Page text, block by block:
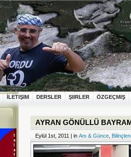
İLETIŞIM DERSLER ŞIIRLER ÖZGEÇMIŞ
AYRAN GÖNÜLLÜ
Eylül 1st, 2011 | in Anı & Günce